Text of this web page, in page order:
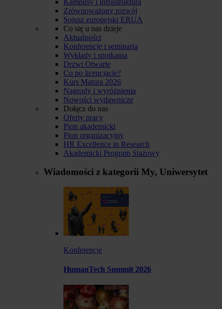
Zrównoważony rozwój
Sojusz europejski ERUA
Co się u nas dzieje
Aktualności
Konferencje i seminaria
Wykłady i spotkania
Drzwi Otwarte
Co po licencjacie?
Kurs Matura 2026
Nagrody i wyróżnienia
Nowości wydawnicze
Dołącz do nas
Oferty pracy
Pion akademicki
Pion organizacyjny
HR Excellence in Research
Akademicki Program Stażowy
Wiadomości z kategorii My, Uniwersytet
Konferencje
HumanTech Summit 2026